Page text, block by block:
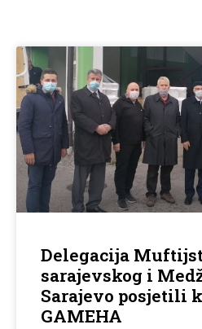
Delegacija
sarajevskog i
Sarajevo posjetili
GAMEHA